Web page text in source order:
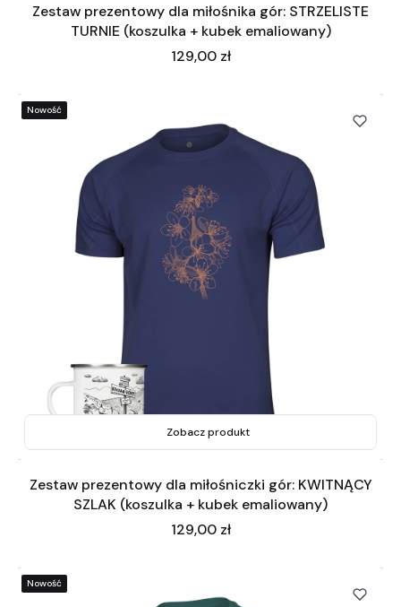
Zestaw prezentowy dla miłośnika gór: STRZELISTE
TURNIE (koszulka + kubek emaliowany)
Cena
129,00 zł
Nowość
Zobacz produkt
Zestaw prezentowy dla miłośniczki gór: KWITNĄCY
SZLAK (koszulka + kubek emaliowany)
Cena
129,00 zł
Nowość